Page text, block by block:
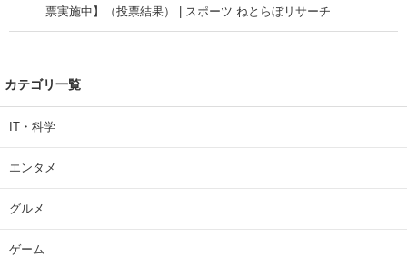
票実施中】（投票結果） | スポーツ ねとらぼリサーチ
カテゴリ一覧
IT・科学
エンタメ
グルメ
ゲーム